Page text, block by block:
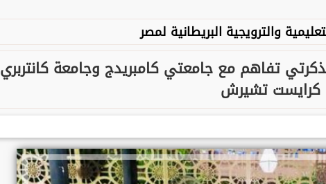
والترويجية البريطانية لمصر
تفاهم مع جامعتي كامبريدج وجامعة كانتربري
كرايست تشيرش